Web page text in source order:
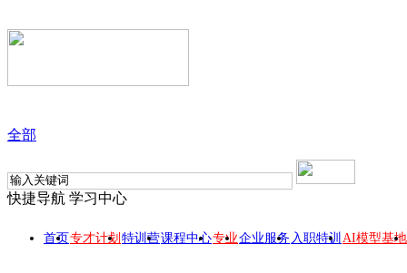
全部
快捷导航 学习中心
首页专才计划 特训营课程中心专业企业服务 入职特训 AI模型基地